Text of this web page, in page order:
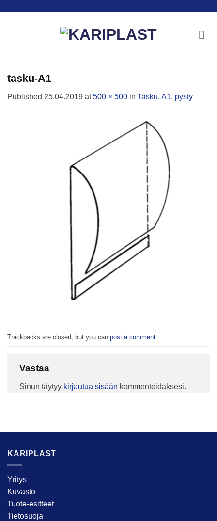
tasku-A1
Published 25.04.2019 at500 × 500 in Tasku, A1, pysty
Trackbacks are closed, but you can post a comment
Vastaa
Sinun täytyy kirjautua sisään kommentoidaksesi.
KARIPLAST
Yritys
Kuvasto
Tuote-esitteet
Tietosuoja